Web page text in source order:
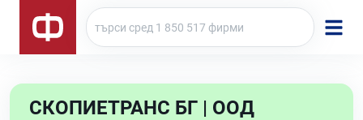
СКОПИЕТРАНС БГ | ООД